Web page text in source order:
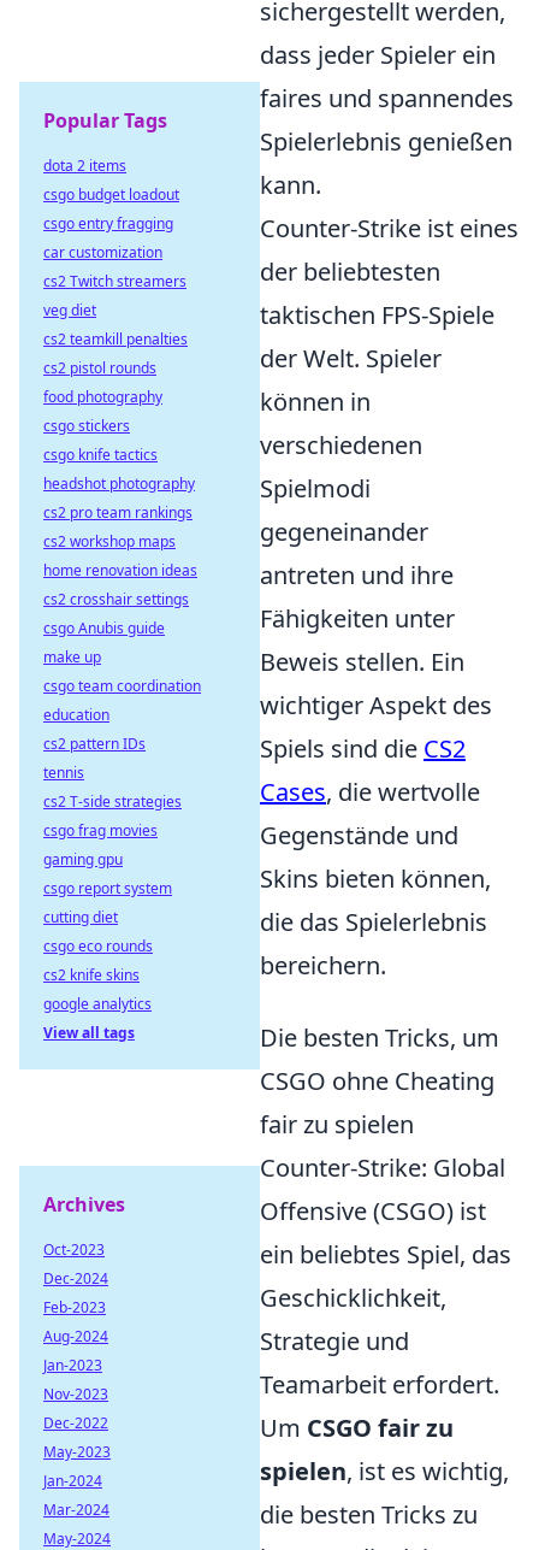
sichergestellt werden,
dass jeder Spieler ein
faires und spannendes
Spielerlebnis genießen
kann.
Counter-Strike ist eines
der beliebtesten
taktischen FPS-Spiele
der Welt. Spieler
können in
verschiedenen
Spielmodi
gegeneinander
antreten und ihre
Fähigkeiten unter
Beweis stellen. Ein
wichtiger Aspekt des
Spiels sind die CS2
Cases, die wertvolle
Gegenstände und
Skins bieten können,
die das Spielerlebnis
bereichern.
Die besten Tricks, um
CSGO ohne Cheating
fair zu spielen
Counter-Strike: Global
Offensive (CSGO) ist
ein beliebtes Spiel, das
Geschicklichkeit,
Strategie und
Teamarbeit erfordert.
Um CSGO fair zu
spielen, ist es wichtig,
die besten Tricks zu
Popular Tags
dota 2 items
csgo budget loadout
csgo entry fragging
car customization
cs2 Twitch streamers
veg diet
cs2 teamkill penalties
cs2 pistol rounds
food photography
csgo stickers
csgo knife tactics
headshot photography
cs2 pro team rankings
cs2 workshop maps
home renovation ideas
cs2 crosshair settings
csgo Anubis guide
make up
csgo team coordination
education
cs2 pattern IDs
tennis
cs2 T-side strategies
csgo frag movies
gaming gpu
csgo report system
cutting diet
csgo eco rounds
cs2 knife skins
google analytics
View all tags
Archives
Oct-2023
Dec-2024
Feb-2023
Aug-2024
Jan-2023
Nov-2023
Dec-2022
May-2023
Jan-2024
Mar-2024
May-2024